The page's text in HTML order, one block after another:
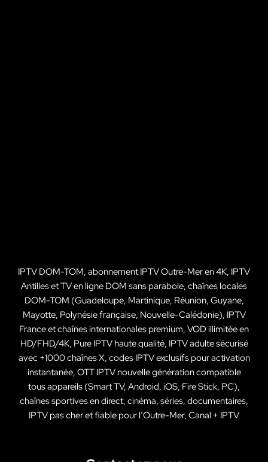
IPTV DOM-TOM, abonnement IPTV Outre-Mer en 4K, IPTV
Antilles et TV en ligne DOM sans parabole, chaînes locales
DOM-TOM (Guadeloupe, Martinique, Réunion, Guyane,
Mayotte, Polynésie française, Nouvelle-Calédonie), IPTV
France et chaînes internationales premium, VOD illimitée en
HD/FHD/4K, Pure IPTV haute qualité, IPTV adulte sécurisé
avec +1000 chaînes X, codes IPTV exclusifs pour activation
instantanée, OTT IPTV nouvelle génération compatible
tous appareils (Smart TV, Android, iOS, Fire Stick, PC),
chaînes sportives en direct, cinéma, séries, documentaires,
IPTV pas cher et fiable pour l’Outre-Mer, Canal + IPTV